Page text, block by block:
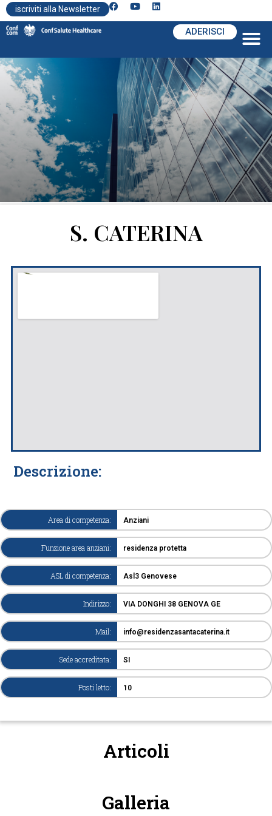
iscriviti alla Newsletter
ADERISCI
S. CATERINA
Descrizione:
Area di competenza: Anziani
Funzione area anziani: residenza protetta
ASL di competenza: Asl3 Genovese
Indirizzo: VIA DONGHI 38 GENOVA GE
Mail: info@residenzasantacaterina.it
Sede accreditata: SI
Posti letto: 10
Articoli
Galleria